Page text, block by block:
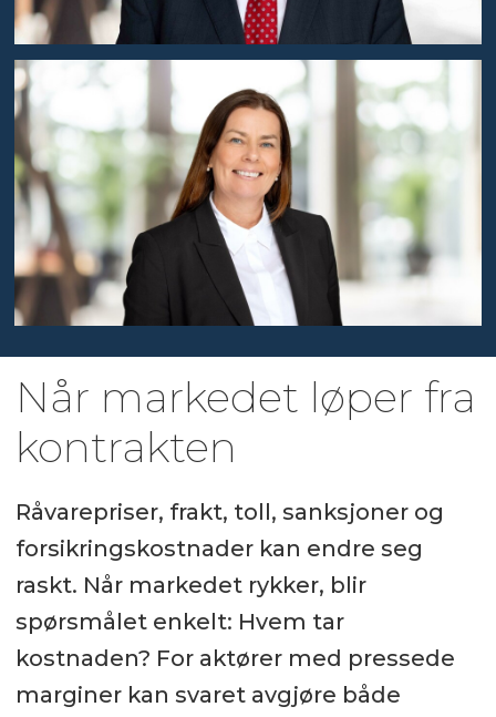
Når markedet løper fra
kontrakten
Råvarepriser, frakt, toll, sanksjoner og
forsikringskostnader kan endre seg
raskt. Når markedet rykker, blir
spørsmålet enkelt: Hvem tar
kostnaden? For aktører med pressede
marginer kan svaret avgjøre både